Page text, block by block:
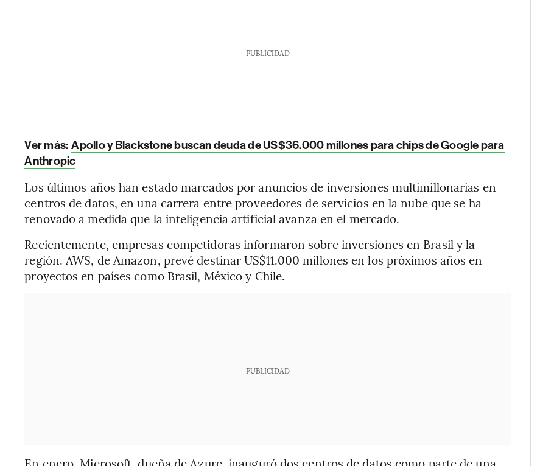
PUBLICIDAD
Ver más: Apollo y Blackstone buscan deuda de US$36.000 millones para chips de Google para
Anthropic
Los últimos años han estado marcados por anuncios de inversiones multimillonarias en
centros de datos, en una carrera entre proveedores de servicios en la nube que se ha
renovado a medida que la inteligencia artificial avanza en el mercado.
Recientemente, empresas competidoras informaron sobre inversiones en Brasil y la
región. AWS, de Amazon, prevé destinar US$11.000 millones en los próximos años en
proyectos en países como Brasil, México y Chile.
PUBLICIDAD